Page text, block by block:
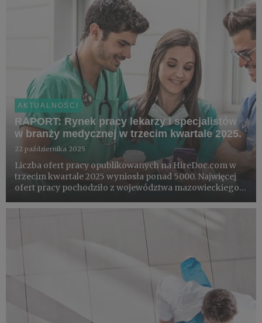
AKTUALNOŚCI
RAPORT: Rynek pracy lekarzy i specjalistów
w branży medycznej w trzecim kwartale 2025.
22 października 2025
Liczba ofert pracy opublikowanych na HireDoc.com w
trzecim kwartale 2025 wyniosła ponad 5000. Najwięcej
ofert pracy pochodziło z województwa mazowieckiego, a
poprzednich kwartałach - “lekarze bez specjalizacji”.